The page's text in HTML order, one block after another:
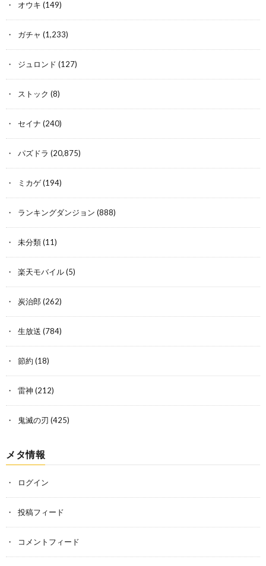
オウキ (149)
ガチャ (1,233)
ジュロンド (127)
ストック (8)
セイナ (240)
パズドラ (20,875)
ミカゲ(194)
ランキングダンジョン (888)
未分類(11)
楽天モバイル(5)
炭治郎 (262)
生放送 (784)
節約 (18)
雷神 (212)
鬼滅の刃 (425)
メタ情報
ログイン
投稿フィード
コメントフィード